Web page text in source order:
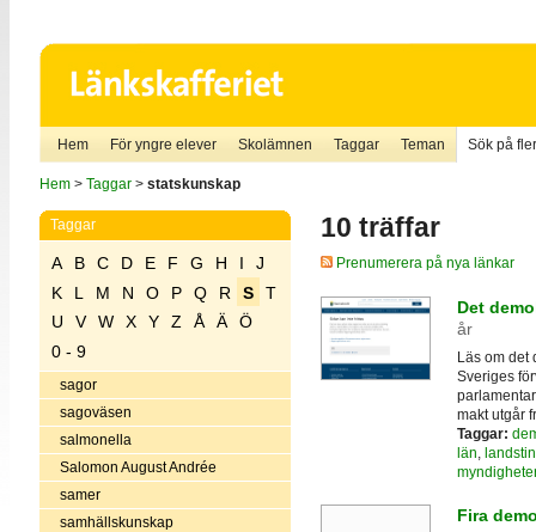
Hem För yngre elever Skolämnen Taggar Teman Sök på
Hem> Taggar> statskunskap
Taggar
A B C D E F G H I
J
K
L M N O P Q R S
T
U
V W X Y Z Å Ä
Ö
0 - 9
sagor
sagoväsen
salmonella
Salomon August Andrée
samer
samhällskunskap
10 träffar
Prenumerera på nya länkar
Det
år
Läs om det
Sveriges
makt utgår
Taggar:
län
myndigheter
Fira